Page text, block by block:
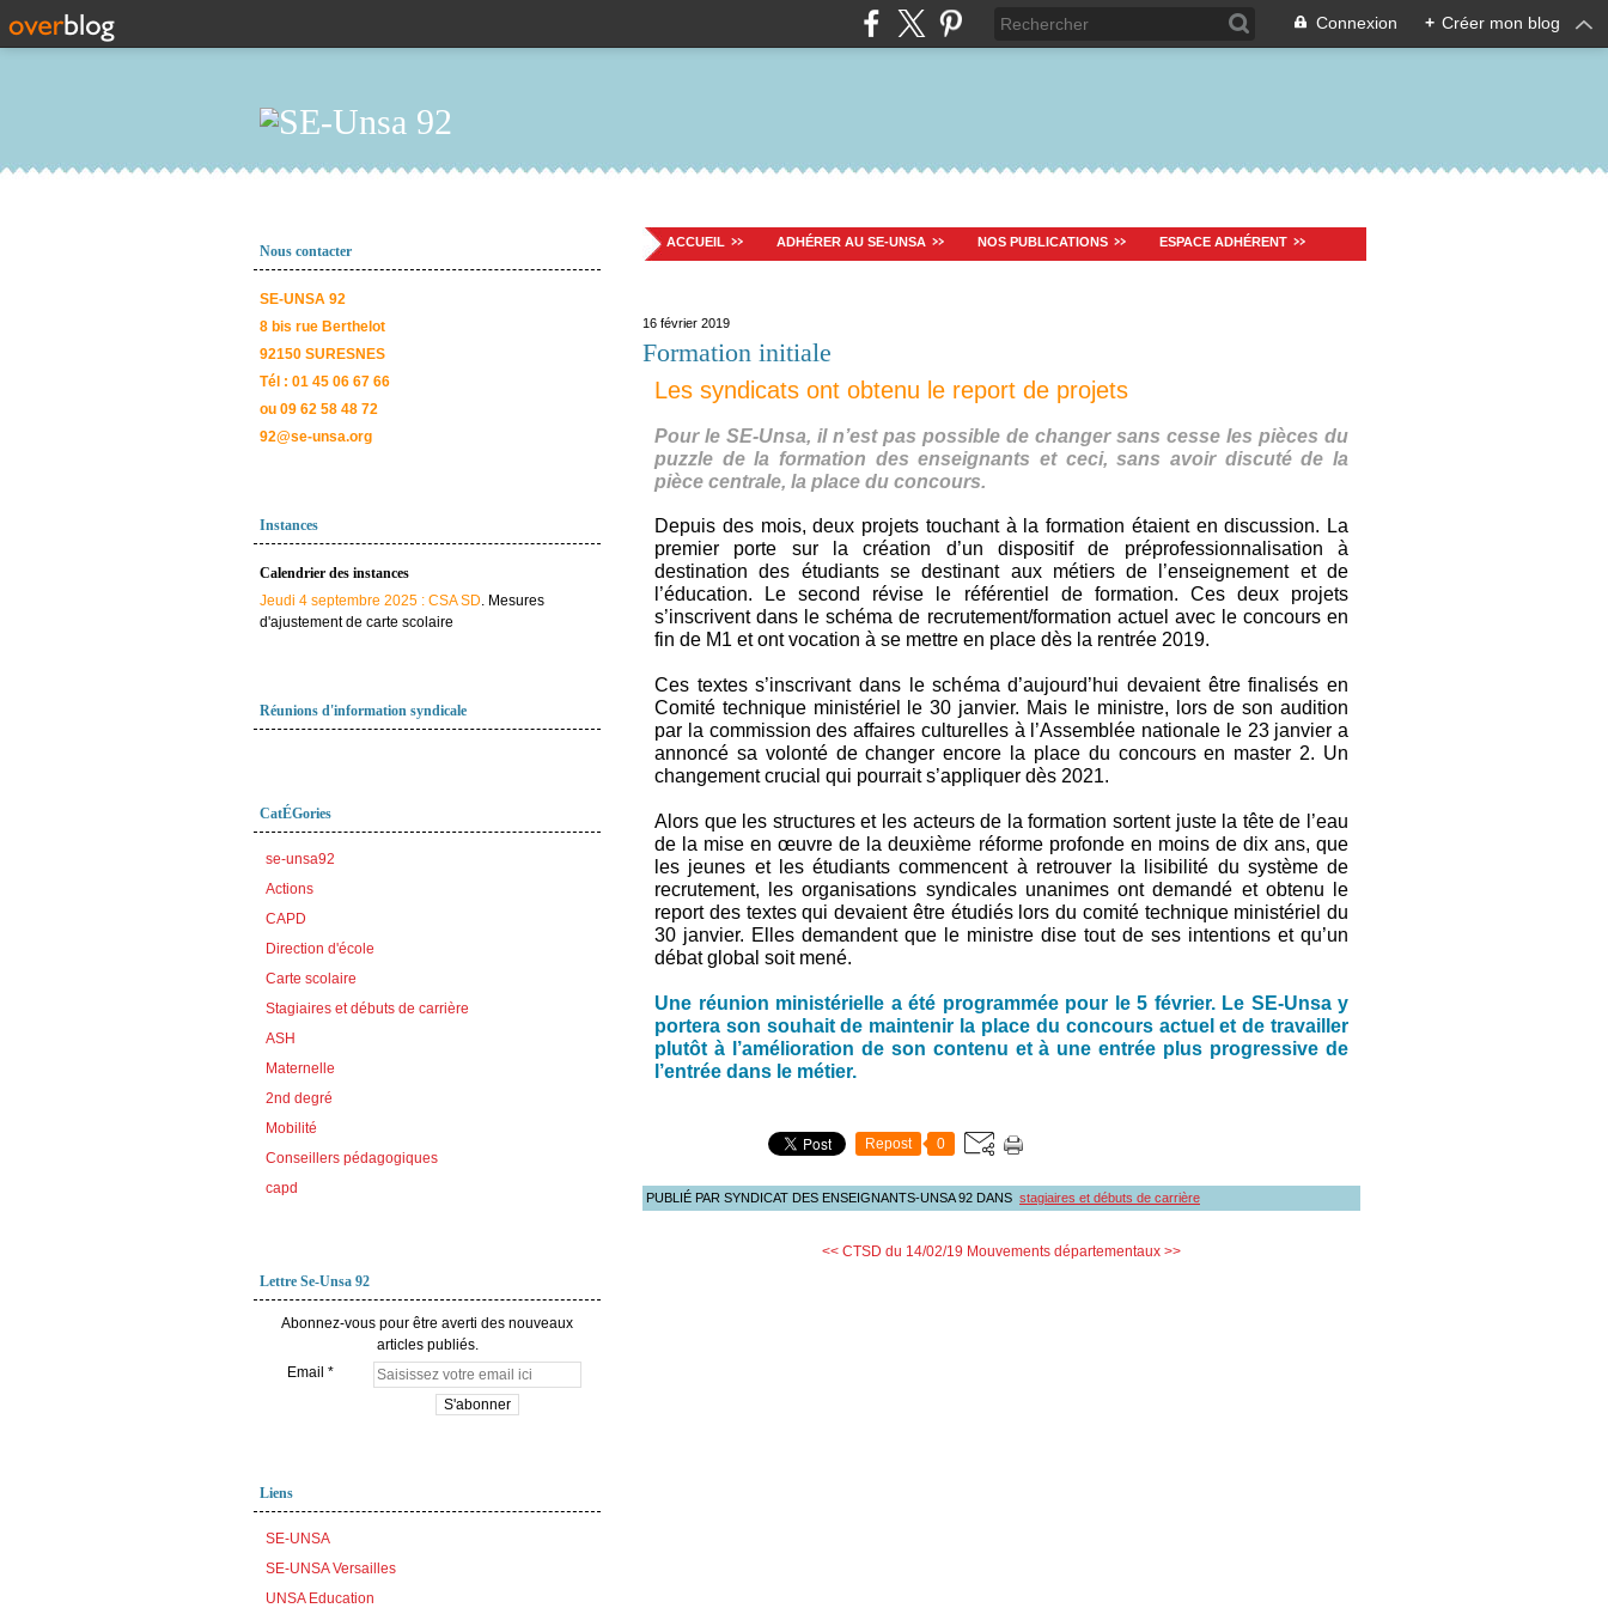
Connexion + Créer mon blog
Nous contacter
SE-UNSA 92
8 bis rue Berthelot
92150 SURESNES
Tél : 01 45 06 67 66
ou 09 62 58 48 72
92@se-unsa.org
Instances
Calendrier des instances
Jeudi 4 septembre 2025 : CSA SD. Mesures
d'ajustement de carte scolaire
Réunions d'information syndicale
CatÉGories
se-unsa92
Actions
CAPD
Direction d'école
Carte scolaire
Stagiaires et débuts de carrière
ASH
Maternelle
2nd degré
Mobilité
Conseillers pédagogiques
capd
Lettre Se-Unsa 92
Abonnez-vous pour être averti des nouveaux
articles publiés.
Email
Liens
SE-UNSA
SE-UNSA Versailles
UNSA Education
ACCUEIL ADHÉRER AU SE-UNSA NOS PUBLICATIONS ESPACE ADHÉRENT
16 février 2019
Formation initiale
Les syndicats ont obtenu le report de projets
Pour le SE-Unsa, il n’est pas possible de changer sans cesse les pièces du
puzzle de la formation des enseignants et ceci, sans avoir discuté de la
pièce centrale, la place du concours.
Depuis des mois, deux projets touchant à la formation étaient en discussion. La
premier porte sur la création d’un dispositif de préprofessionnalisation à
destination des étudiants se destinant aux métiers de l’enseignement et de
l’éducation. Le second révise le référentiel de formation. Ces deux projets
s’inscrivent dans le schéma de recrutement/formation actuel avec le concours en
fin de M1 et ont vocation à se mettre en place dès la rentrée 2019.
Ces textes s’inscrivant dans le schéma d’aujourd’hui devaient être finalisés en
Comité technique ministériel le 30 janvier. Mais le ministre, lors de son audition
par la commission des affaires culturelles à l’Assemblée nationale le 23 janvier a
annoncé sa volonté de changer encore la place du concours en master 2. Un
changement crucial qui pourrait s’appliquer dès 2021.
Alors que les structures et les acteurs de la formation sortent juste la tête de l’eau
de la mise en œuvre de la deuxième réforme profonde en moins de dix ans, que
les jeunes et les étudiants commencent à retrouver la lisibilité du système de
recrutement, les organisations syndicales unanimes ont demandé et obtenu le
report des textes qui devaient être étudiés lors du comité technique ministériel du
30 janvier. Elles demandent que le ministre dise tout de ses intentions et qu’un
débat global soit mené.
Une réunion ministérielle a été programmée pour le 5 février. Le SE-Unsa y
portera son souhait de maintenir la place du concours actuel et de travailler
plutôt à l’amélioration de son contenu et à une entrée plus progressive de
l’entrée dans le métier.
Repost 0
PUBLIÉ PAR SYNDICAT DES ENSEIGNANTS-UNSA 92 DANS stagiaires et débuts de carrière
<< CTSD du 14/02/19 Mouvements départementaux >>